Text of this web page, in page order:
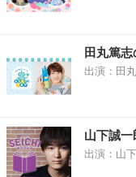
田丸篤
出演：田
山下誠
出演：山